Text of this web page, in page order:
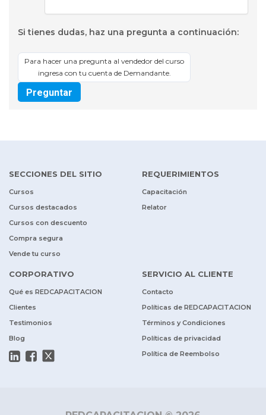
Si tienes dudas, haz una pregunta a continuación:
Para hacer una pregunta al vendedor del curso
ingresa con tu cuenta de Demandante.
Preguntar
SECCIONES DEL SITIO
Cursos
Cursos destacados
Cursos con descuento
Compra segura
Vende tu curso
REQUERIMIENTOS
Capacitación
Relator
CORPORATIVO
Qué es REDCAPACITACION
Clientes
Testimonios
Blog
SERVICIO AL CLIENTE
Contacto
Políticas de REDCAPACITACION
Términos y Condiciones
Políticas de privacidad
Política de Reembolso